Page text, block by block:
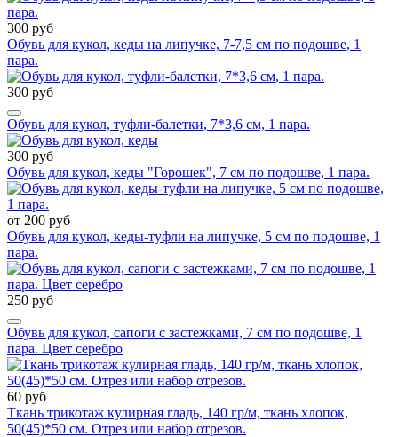
300 руб
Обувь для кукол, кеды на липучке, 7-7,5 см по подошве, 1
пара.
300 руб
Обувь для кукол, туфли-балетки, 7*3,6 см, 1 пара.
300 руб
Обувь для кукол, кеды "Горошек", 7 см по подошве, 1 пара.
от 200 руб
Обувь для кукол, кеды-туфли на липучке, 5 см по подошве, 1
пара.
250 руб
Обувь для кукол, сапоги с застежками, 7 см по подошве, 1
пара. Цвет серебро
60 руб
Ткань трикотаж кулирная гладь, 140 гр/м, ткань хлопок,
50(45)*50 см. Отрез или набор отрезов.